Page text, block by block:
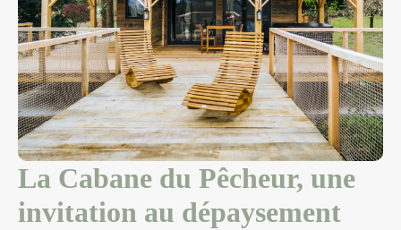
La Cabane du Pêcheur, une
invitation au dépaysement